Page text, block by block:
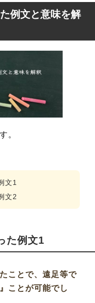
例文と意味を解
。
文1
文2
た例文1
ことで、遠足等で
ことが可能でし